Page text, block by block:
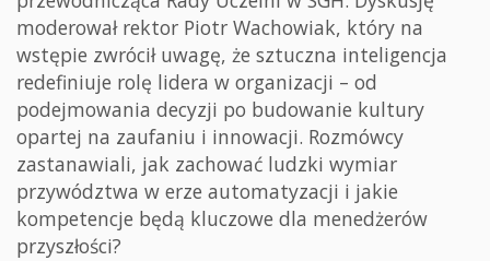
moderował rektor Piotr Wachowiak, który na
wstępie zwrócił uwagę, że sztuczna inteligencja
redefiniuje rolę lidera w organizacji – od
podejmowania decyzji po budowanie kultury
opartej na zaufaniu i innowacji. Rozmówcy
zastanawiali, jak zachować ludzki wymiar
przywództwa w erze automatyzacji i jakie
kompetencje będą kluczowe dla menedżerów
przyszłości?